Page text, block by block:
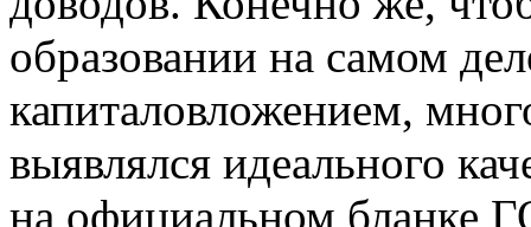
образовании на самом
капиталовложением,
выявлялся идеального
на официальном бланке